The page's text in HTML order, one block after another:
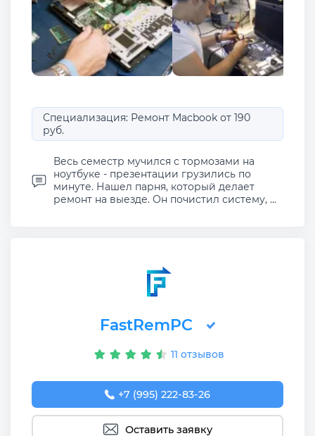
Специализация: Ремонт Macbook от 190
руб.
Весь семестр мучился с тормозами на
ноутбуке - презентации грузились по
минуте. Нашел парня, который делает
ремонт на выезде. Он почистил систему, ...
FastRemPC
11 отзывов
+7 (995) 222-83-26
Оставить заявку